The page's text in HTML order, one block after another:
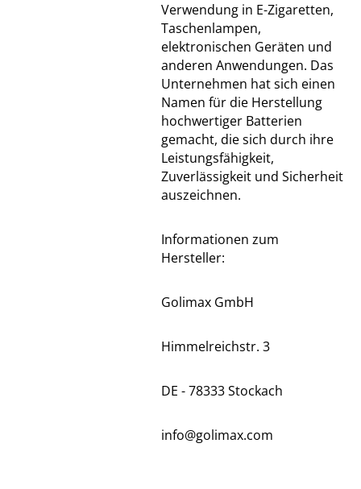
Verwendung in E-Zigaretten,
Taschenlampen,
elektronischen Geräten und
anderen Anwendungen. Das
Unternehmen hat sich einen
Namen für die Herstellung
hochwertiger Batterien
gemacht, die sich durch ihre
Leistungsfähigkeit,
Zuverlässigkeit und Sicherheit
auszeichnen.
Informationen zum
Hersteller:
Golimax GmbH
Himmelreichstr. 3
DE - 78333 Stockach
info@golimax.com